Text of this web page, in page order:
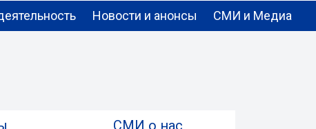
Новости и анонсы СМИ и Медиа
СМИ о нас